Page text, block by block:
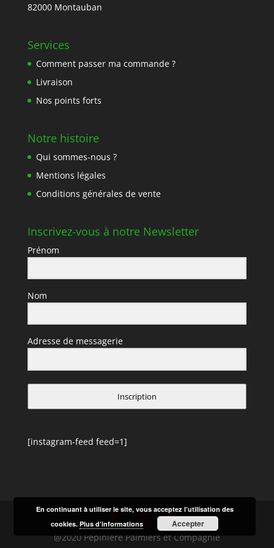
82000 Montauban
Services
Comment passer ma commande ?
Livraison
Nos points forts
Notre histoire
Qui sommes-nous ?
Mentions légales
Conditions générales de vente
Inscrivez-vous à notre Newsletter
Prénom
Nom
Adresse de messagerie
Inscription
[instagram-feed feed=1]
@2020 Pépinière Palmiers et Compagnie
En continuant à utiliser le site, vous acceptez l’utilisation des
cookies.Plus d’informations Accepter